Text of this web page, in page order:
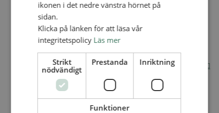
Internationellt
Internationella avdelningen
Utsända och arbeten
Missionsinspiratörens verktygslåda
Entreprenörskap, företagande och Guds rike
Kontakt
Kalender
Lediga tjänster
SAU
ikonen i det nedre vänstra hörnet på
sidan.
Klicka på länken för att läsa vår
integritetspolicy Läs mer
Strikt
nödvändigt
Prestanda Inriktning
Funktioner